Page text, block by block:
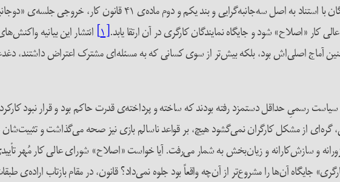
داشتن رقم ۴ میلیون و ۹۴۰ هزار تومانیِ سبد معاش» شدند. امضاکنندگان با استناد به اصل
کار «اصلاح» شود و جایگاه نمایندگان کارگری در آن ارتقا یابد.[۱]
انتشار این بیانیه
آماج اصلی‌اش بود، بلکه بیش‌تر از سوی کسانی که به مسئله‌ای مشترک اعتراض داشتند،
رسمیِ حداقل دستمزد رفته بودند که ساخته‌ و پرداخته‌ی قدرت حاکم بود و قرار نبود
از مشکل کارگران نمی‌گشود هیچ، بر قواعد ناسالم بازی نیز صحه می‌گذاشت و تثبیت‌شان
و سازش‌کارانه و زیان‌بخش به شمار می‌رفت. آیا خواست «اصلاح» شورای عالی کار مُهر
جایگاه آن‌ها را مشروع‌تر از آن‌چه واقعاً بود جلوه‌ نمی‌داد؟ قانون، در مقام بازتاب